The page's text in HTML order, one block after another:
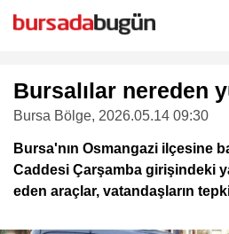
Bursalılar nereden
Bursa Bölge, 2026.05.14 09:30
Bursa'nın Osmangazi ilçesine
Caddesi Çarşamba girişindeki
eden araçlar, vatandaşların